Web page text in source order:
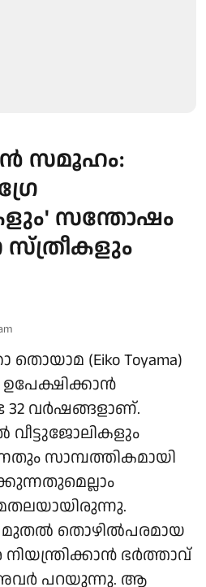
സമൂഹം:
സന്തോഷം
(Eiko Toyama)
ഉപേക്ഷിക്കാൻ
32 വർഷങ്ങളാണ്.
വീട്ടുജോലികളും
സാമ്പത്തികമായി
മുതൽ തൊഴിൽപരമായ
ഭർത്താവ്
അവർ പറയുന്നു. ആ